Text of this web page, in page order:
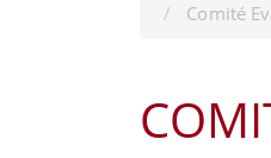
Comité